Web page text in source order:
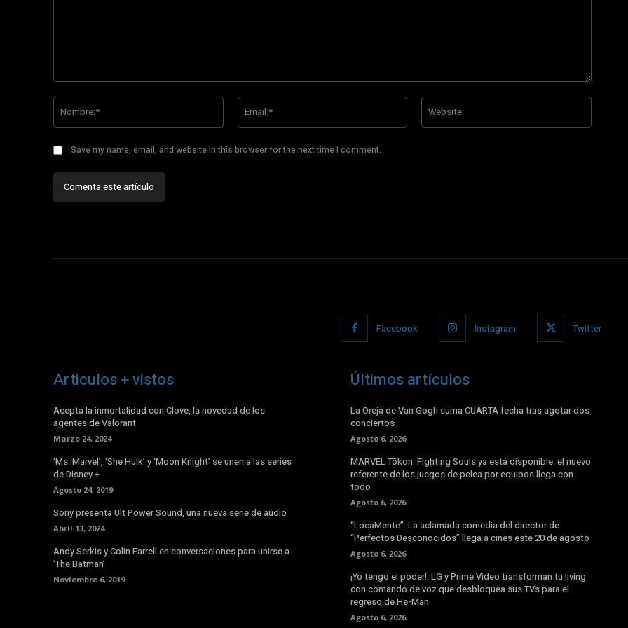
Save my name, email, and website in this browser for the next time I comment.
Facebook Instagram Twitter
Articulos + vistos
Acepta la inmortalidad con Clove, la novedad de los
agentes de Valorant
Marzo 24, 2024
‘Ms. Marvel’, ‘She Hulk’ y ‘Moon Knight’ se unen a las series
de Disney +
Agosto 24, 2019
Sony presenta Ult Power Sound, una nueva serie de audio
Abril 13, 2024
Andy Serkis y Colin Farrell en conversaciones para unirse a
‘The Batman’
Noviembre 6, 2019
Últimos artículos
La Oreja de Van Gogh suma CUARTA fecha tras agotar dos
conciertos
Agosto 6, 2026
MARVEL Tōkon: Fighting Souls ya está disponible: el nuevo
referente de los juegos de pelea por equipos llega con
todo
Agosto 6, 2026
“LocaMente”: La aclamada comedia del director de
“Perfectos Desconocidos” llega a cines este 20 de agosto
Agosto 6, 2026
¡Yo tengo el poder!: LG y Prime Video transforman tu living
con comando de voz que desbloquea sus TVs para el
regreso de He-Man
Agosto 6, 2026